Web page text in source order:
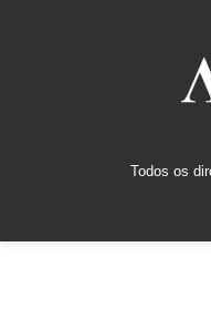
Todos os